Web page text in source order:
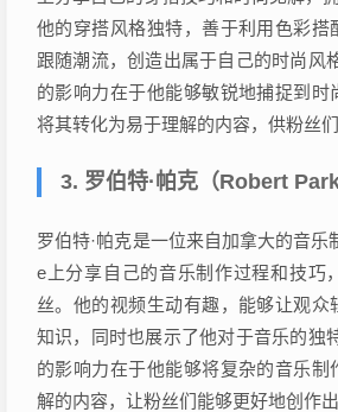
他的穿搭风格独特，善于利用色彩搭
跟随潮流，创造出属于自己的时尚风
的影响力在于他能够敏锐地捕捉到时
将其转化为易于理解的内容，供粉丝们
3. 罗伯特·帕克（Robert
罗伯特·帕克是一位来自加拿大的音乐
e上分享自己的音乐制作过程和技巧
丝。他的视频生动有趣，能够让观众
知识，同时也展示了他对于音乐的独
的影响力在于他能够将复杂的音乐制
解的内容，让粉丝们能够更好地创作